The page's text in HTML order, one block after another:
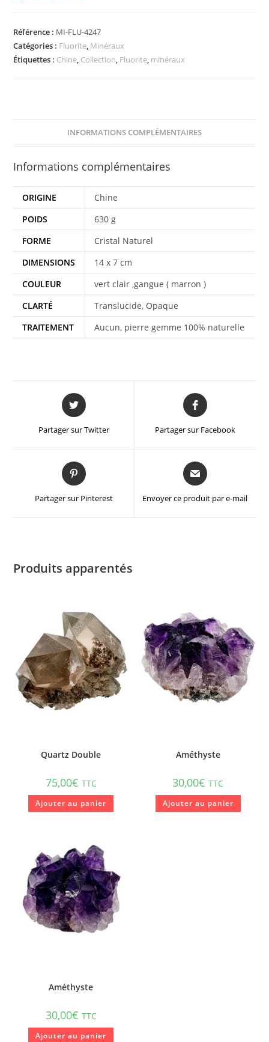
Référence : MI-FLU-4247
Catégories : Fluorite, Minéraux
Étiquettes : Chine, Collection, Fluorite, minéraux
INFORMATIONS COMPLÉMENTAIRES
Informations complémentaires
ORIGINE
Chine
POIDS
630 g
FORME
Cristal Naturel
DIMENSIONS
14 x 7 cm
COULEUR
vert clair ,gangue ( marron )
CLARTÉ
Translucide, Opaque
TRAITEMENT
Aucun, pierre gemme 100% naturelle
Partager sur Twitter Partager sur Facebook
Partager sur Pinterest Envoyer ce produit par e-mail
Produits apparentés
Quartz Double
75,00€ TTC
Ajouter au panier
Améthyste
30,00€ TTC
Ajouter au panier
Améthyste
30,00€ TTC
Ajouter au panier